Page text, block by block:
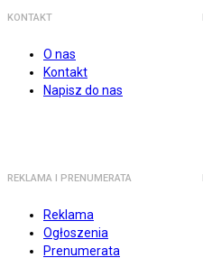
KONTAKT
O nas
Kontakt
Napisz do nas
REKLAMA I PRENUMERATA
Reklama
Ogłoszenia
Prenumerata